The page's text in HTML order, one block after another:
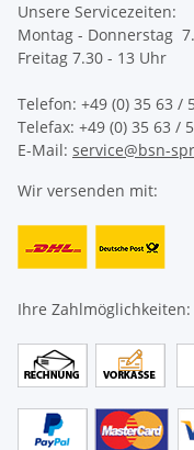
Unsere Servicezeiten:
Montag - Donnerstag
Freitag 7.30 - 13 Uhr
Telefon: +49 (0) 35 63 /
Telefax: +49 (0) 35 63 /
E-Mail: service@bsn-
Wir versenden mit:
Ihre Zahlmöglichkeiten: